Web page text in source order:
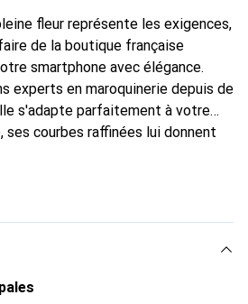
fleur représente les exigences,
de la boutique française
smartphone avec élégance.
experts en maroquinerie depuis de
s'adapte parfaitement à votre
ses courbes raffinées lui donnent
smartphone. Reconnaissable à
sûr pour une clientèle